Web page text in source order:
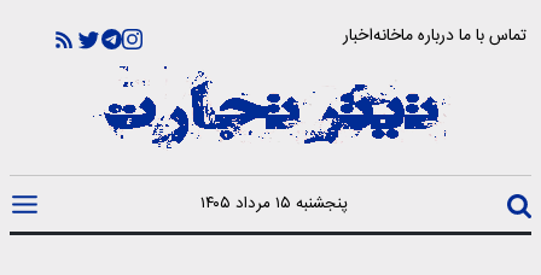
تماس با مادرباره ماخانهاخبار
پنجشنبه ۱۵ مرداد ۱۴۰۵